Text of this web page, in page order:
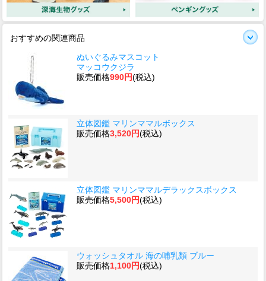
おすすめの関連商品
ぬいぐるみマスコット
マッコウクジラ
販売価格990円(税込)
立体図鑑 マリンママルボックス
販売価格3,520円(税込)
立体図鑑 マリンママルデラックスボックス
販売価格5,500円(税込)
ウォッシュタオル 海の哺乳類 ブルー
販売価格1,100円(税込)